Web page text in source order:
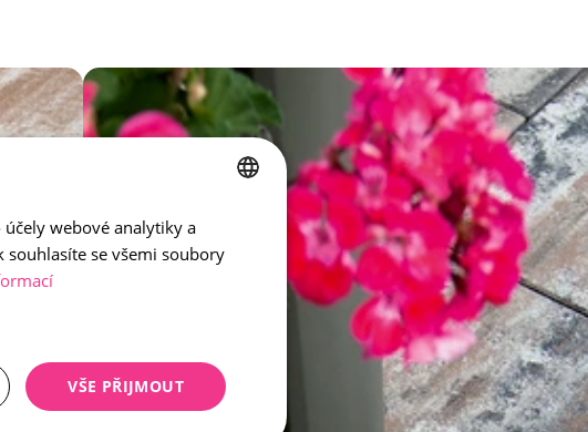
CZECH
ENGLISH
webové analytiky a
se všemi soubory
VŠE PŘIJMOUT